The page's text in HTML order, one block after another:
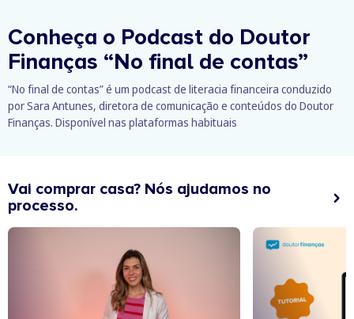
Conheça o Podcast do Doutor
Finanças “No final de contas”
“No final de contas” é um podcast de literacia financeira conduzido
por Sara Antunes, diretora de comunicação e conteúdos do Doutor
Finanças. Disponível nas plataformas habituais
Vai comprar casa? Nós ajudamos no
processo.